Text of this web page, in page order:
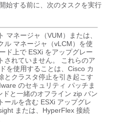
始する前に、次のタスクを実行
マネージャ（VUM）または、
ル マネージャ（vLCM）を使
ド上で ESXi をアップグレー
されていません。 これらのア
を使用することは、Cisco カ
とクラスタ停止を引き起こす
のセキュリティ パッチま
ドと一緒のオフライン zip バン
ールを含む ESXi アップグレ
または、HyperFlex 接続